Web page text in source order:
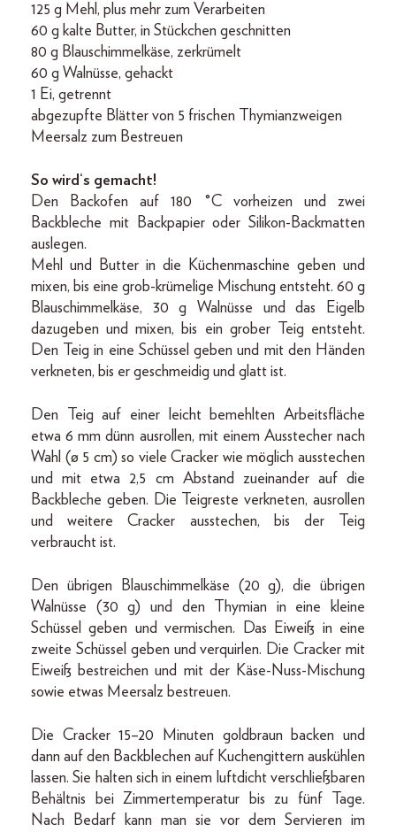
125 g Mehl, plus mehr zum Verarbeiten
60 g kalte Butter, in Stückchen geschnitten
80 g Blauschimmelkäse, zerkrümelt
60 g Walnüsse, gehackt
1 Ei, getrennt
abgezupfte Blätter von 5 frischen Thymianzweigen
Meersalz zum Bestreuen
So wird‘s gemacht!
Den Backofen auf 180 °C vorheizen und zwei
Backbleche mit Backpapier oder Silikon-Backmatten
auslegen.
Mehl und Butter in die Küchenmaschine geben und
mixen, bis eine grob-krümelige Mischung entsteht. 60 g
Blauschimmelkäse, 30 g Walnüsse und das Eigelb
dazugeben und mixen, bis ein grober Teig entsteht.
Den Teig in eine Schüssel geben und mit den Händen
verkneten, bis er geschmeidig und glatt ist.
Den Teig auf einer leicht bemehlten Arbeitsfläche
etwa 6 mm dünn ausrollen, mit einem Ausstecher nach
Wahl (ø 5 cm) so viele Cracker wie möglich ausstechen
und mit etwa 2,5 cm Abstand zueinander auf die
Backbleche geben. Die Teigreste verkneten, ausrollen
und weitere Cracker ausstechen, bis der Teig
verbraucht ist.
Den übrigen Blauschimmelkäse (20 g), die übrigen
Walnüsse (30 g) und den Thymian in eine kleine
Schüssel geben und vermischen. Das Eiweiß in eine
zweite Schüssel geben und verquirlen. Die Cracker mit
Eiweiß bestreichen und mit der Käse-Nuss-Mischung
sowie etwas Meersalz bestreuen.
Die Cracker 15–20 Minuten goldbraun backen und
dann auf den Backblechen auf Kuchengittern auskühlen
lassen. Sie halten sich in einem luftdicht verschließbaren
Behältnis bei Zimmertemperatur bis zu fünf Tage.
Nach Bedarf kann man sie vor dem Servieren im